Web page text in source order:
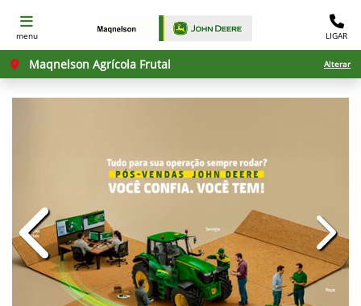
menu LIGAR
Maqnelson Agrícola Frutal Alterar